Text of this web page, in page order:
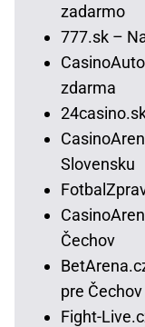
zadarmo
777.sk –
zdarma
Slovensku
Čechov
pre Čechov
Fight-